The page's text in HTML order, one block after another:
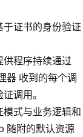
证书的身份验证
程序持续通过
器 收到的每个调
调用。
式与业务逻辑和
随附的默认资源